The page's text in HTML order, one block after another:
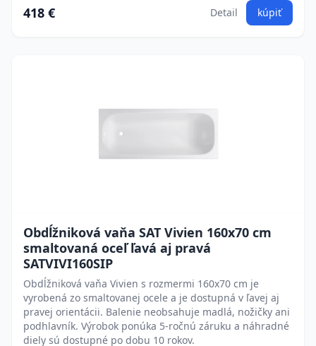
418 € Detail kúpiť
Obdĺžniková vaňa SAT Vivien 160x70 cm
smaltovaná oceľ ľavá aj pravá
SATVIVI160SIP
Obdĺžniková vaňa Vivien s rozmermi 160x70 cm je
vyrobená zo smaltovanej ocele a je dostupná v ľavej aj
pravej orientácii. Balenie neobsahuje madlá, nožičky ani
podhlavník. Výrobok ponúka 5-ročnú záruku a náhradné
diely sú dostupné po dobu 10 rokov.